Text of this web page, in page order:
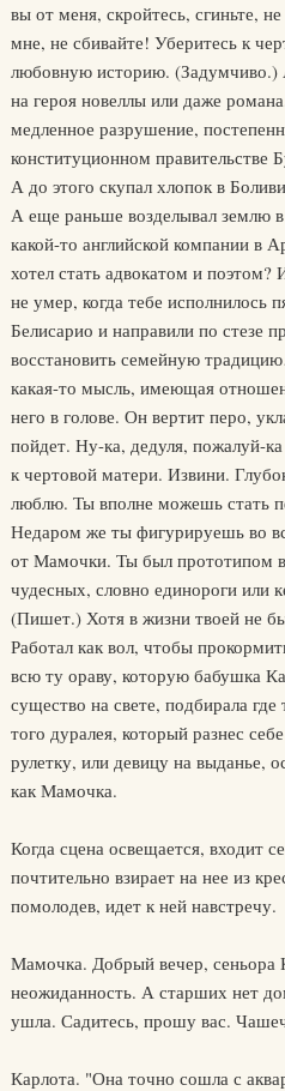
вы от меня, скройтесь, сгиньте,
мне, не сбивайте! Уберитесь к
любовную историю.
на героя новеллы или даже
медленное разрушение,
конституционном
А до этого скупал хлопок в
А еще раньше возделывал землю
какой-то английской компании в
хотел стать адвокатом и
не умер, когда тебе исполнилось
Белисарио и направили по стезе
восстановить семейную
какая-то мысль, имеющая
него в голове. Он вертит перо,
пойдет. Ну-ка, дедуля, пожалуй-
к чертовой матери. Извини.
люблю. Ты вполне можешь стать
Недаром же ты фигурируешь во
от Мамочки. Ты был прототипом
чудесных, словно единороги
(Пишет.) Хотя в жизни твоей не
Работал как вол, чтобы
всю ту ораву, которую бабушка
существо на свете, подбирала
того дуралея, который разнес
рулетку, или девицу на выданье,
как Мамочка.
Когда сцена освещается, входит
почтительно взирает на нее из
помолодев, идет к ней навстречу.
Мамочка. Добрый вечер, сеньора
неожиданность. А старших нет
ушла. Садитесь, прошу вас.
Карлота. "Она точно сошла с